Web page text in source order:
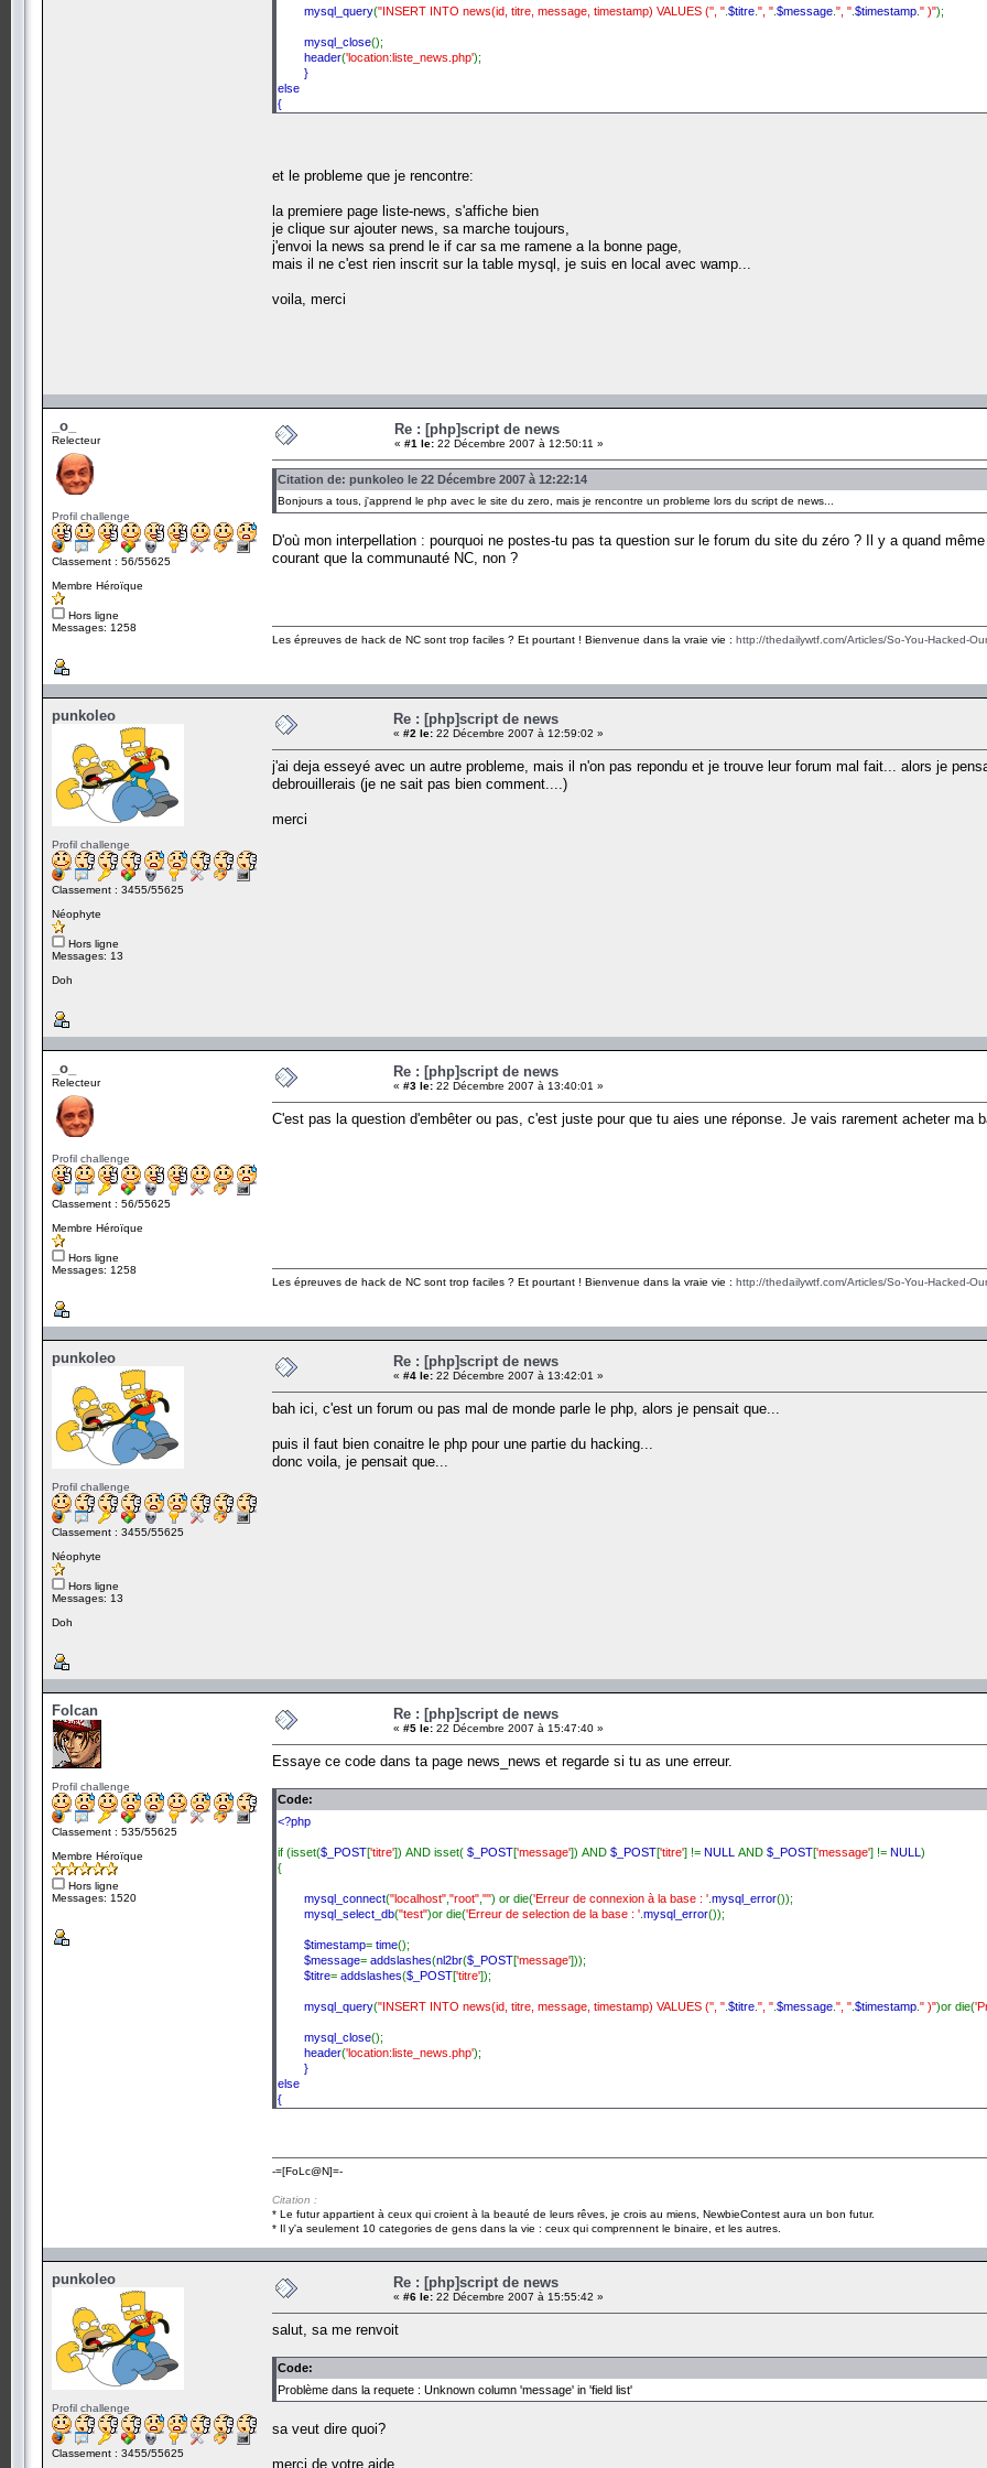
mysql_query("INSERT INTO news(id, titre, message, timestamp) VALUES ('', " $titre ", " $message ", " $timestamp " )");
mysql_close();
header('location:liste_news.php');
}
else
{
?>
et le probleme que je rencontre:
la premiere page liste-news, s'affiche bien
je clique sur ajouter news, sa marche toujours,
j'envoi la news sa prend le if car sa me ramene a la bonne page,
mais il ne c'est rien inscrit sur la table mysql, je suis en local avec wamp...
voila, merci
_o_
Relecteur
Profil challenge
Classement : 56/55625
Membre Héroïque
Hors ligne
Messages: 1258
Re : [php]script de news
« #1 le: 22 Décembre 2007 à 12:50:11 »
Citation de: punkoleo le 22 Décembre 2007 à 12:22:14
Bonjours a tous, j'apprend le php avec le site du zero, mais je rencontre un probleme lors du script de news...
D'où mon interpellation : pourquoi ne postes-tu pas ta question sur le forum du site du zéro ? Il y a quand
courant que la communauté NC, non ?
Les épreuves de hack de NC sont trop faciles ? Et pourtant ! Bienvenue dans la vraie vie : http://thedailywtf.com/Articles/So-You-Hacked-
punkoleo
Profil challenge
Classement : 3455/55625
Néophyte
Hors ligne
Messages: 13
Doh
Re : [php]script de news
« #2 le: 22 Décembre 2007 à 12:59:02 »
j'ai deja esseyé avec un autre probleme, mais il n'on pas repondu et je trouve leur forum mal fait... alors je
debrouillerais (je ne sait pas bien comment....)
merci
_o_
Relecteur
Profil challenge
Classement : 56/55625
Membre Héroïque
Hors ligne
Messages: 1258
Re : [php]script de news
« #3 le: 22 Décembre 2007 à 13:40:01 »
C'est pas la question d'embêter ou pas, c'est juste pour que tu aies une réponse. Je vais rarement acheter ma
Les épreuves de hack de NC sont trop faciles ? Et pourtant ! Bienvenue dans la vraie vie : http://thedailywtf.com/Articles/So-You-Hacked-
punkoleo
Profil challenge
Classement : 3455/55625
Néophyte
Hors ligne
Messages: 13
Doh
Re : [php]script de news
« #4 le: 22 Décembre 2007 à 13:42:01 »
bah ici, c'est un forum ou pas mal de monde parle le php, alors je pensait que...
puis il faut bien conaitre le php pour une partie du hacking...
donc voila, je pensait que...
Folcan
Profil challenge
Classement : 535/55625
Membre Héroïque
Hors ligne
Messages: 1520
Re : [php]script de news
« #5 le: 22 Décembre 2007 à 15:47:40 »
Essaye ce code dans ta page news_news et regarde si tu as une erreur.
Code:
<?php
if (isset($_POST['titre']) AND isset( $_POST['message']) AND $_POST['titre'] != NULL AND $_POST['message'] != NULL )
{
mysql_connect("localhost" "root" "") or die('Erreur de connexion à la base : ' mysql_error());
mysql_select_db("test")or die('Erreur de selection de la base : ' mysql_error());
$timestamp= time();
$message= addslashes(nl2br($_POST['message']));
$titre= addslashes($_POST['titre']);
mysql_query("INSERT INTO news(id, titre, message, timestamp) VALUES ('', " $titre ", " $message ", " $timestamp " )")or die(
mysql_close();
header('location:liste_news.php');
}
else
{
?>
-=[FoLc@N]=-
Citation :
* Le futur appartient à ceux qui croient à la beauté de leurs rêves, je crois au miens, NewbieContest aura un bon futur.
* Il y'a seulement 10 categories de gens dans la vie : ceux qui comprennent le binaire, et les autres.
punkoleo
Profil challenge
Classement : 3455/55625
Re : [php]script de news
« #6 le: 22 Décembre 2007 à 15:55:42 »
salut, sa me renvoit
Code:
Problème dans la requete : Unknown column 'message' in 'field list'
sa veut dire quoi?
merci de votre aide